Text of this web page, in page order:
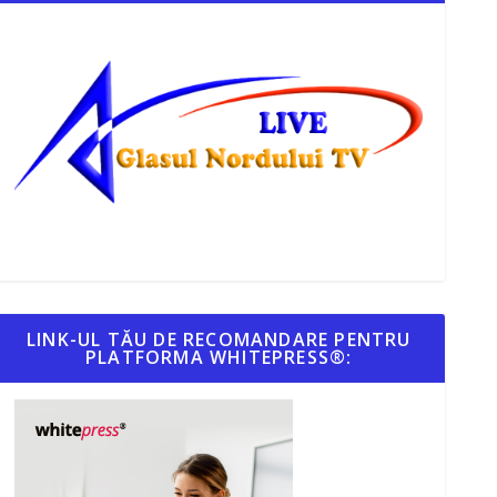
LINK-UL TĂU DE RECOMANDARE PENTRU
PLATFORMA WHITEPRESS®: